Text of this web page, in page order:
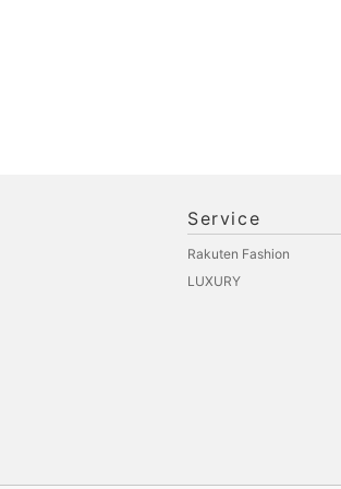
Service
Rakuten Fashion
LUXURY